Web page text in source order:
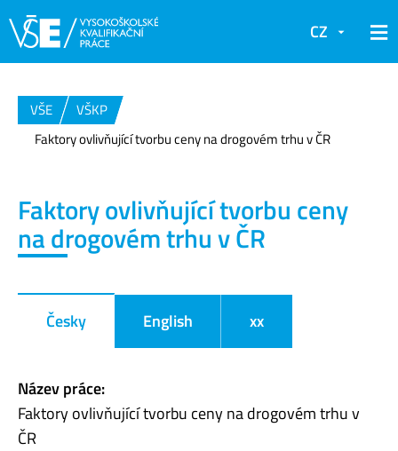
CZ
VŠE
VŠKP
Faktory ovlivňující tvorbu ceny na drogovém trhu v ČR
Faktory ovlivňující tvorbu ceny
na drogovém trhu v ČR
Česky English xx
Název práce:
Faktory ovlivňující tvorbu ceny na drogovém trhu v
ČR